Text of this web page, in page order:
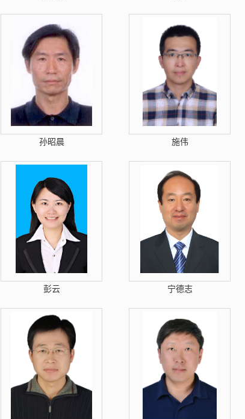
孙昭晨 施伟
彭云 宁德志